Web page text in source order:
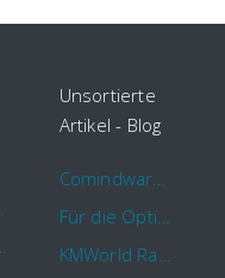
Unsortierte
Artikel - Blog